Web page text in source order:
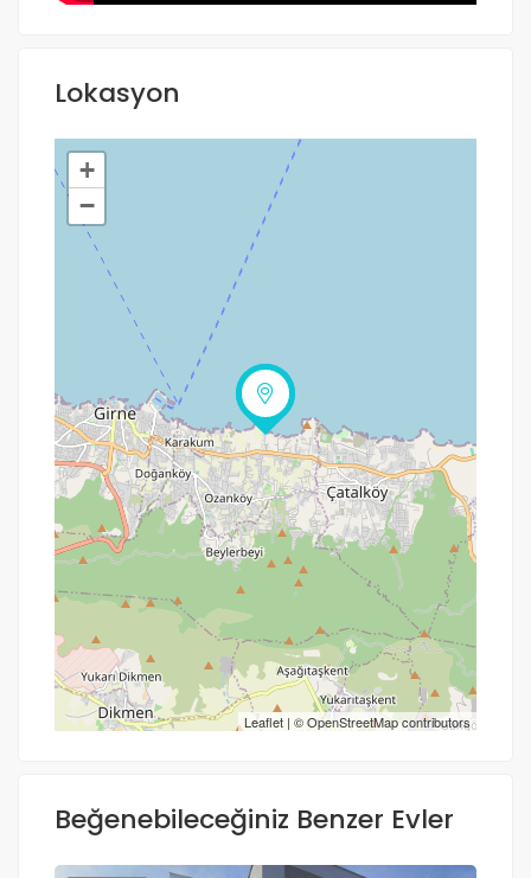
Lokasyon
+
−
Leaflet | ©OpenStreetMapcontributors
Yol tarifi al
Beğenebileceğiniz Benzer Evler